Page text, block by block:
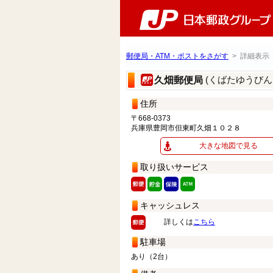
郵便局・ATM・ポストをさがす > 詳細表示
久畑郵便局 (くばたゆうび
住所
〒668-0373
兵庫県豊岡市但東町久畑１０２８
大きな地図で見る
取り扱いサービス
キャッシュレス
詳しくはこちら
駐車場
あり（2台）